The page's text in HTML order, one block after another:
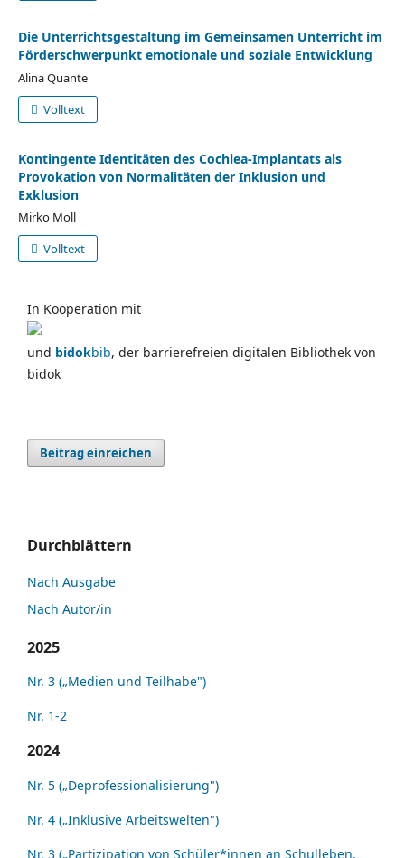
Die Unterrichtsgestaltung im Gemeinsamen Unterricht im
Förderschwerpunkt emotionale und soziale Entwicklung
Alina Quante
Volltext
Kontingente Identitäten des Cochlea-Implantats als
Provokation von Normalitäten der Inklusion und
Exklusion
Mirko Moll
Volltext
In Kooperation mit
und bidokbib, der barrierefreien digitalen Bibliothek von
bidok
Beitrag einreichen
Durchblättern
Nach Ausgabe
Nach Autor/in
2025
Nr. 3 („Medien und Teilhabe")
Nr. 1-2
2024
Nr. 5 („Deprofessionalisierung")
Nr. 4 („Inklusive Arbeitswelten")
Nr. 3 („Partizipation von Schüler*innen an Schulleben,